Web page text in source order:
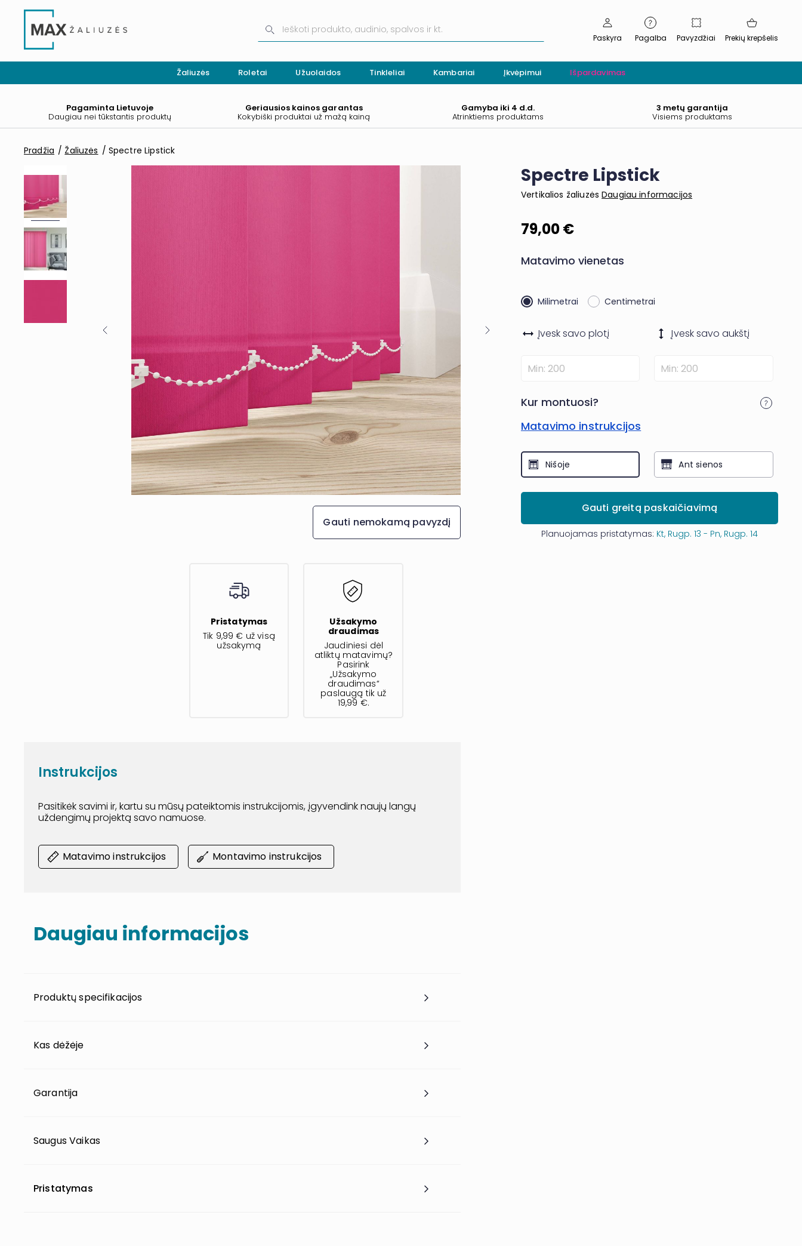
Paskyra Pagalba Pavyzdžiai Prekių krepšelis
Žaliuzės Roletai Užuolaidos Tinkleliai Kambariai Įkvėpimui Išpardavimas
Pagaminta Lietuvoje
Daugiau nei tūkstantis produktų
Geriausios kainos garantas
Kokybiški produktai už mažą kainą
Gamyba iki 4 d.d.
Atrinktiems produktams
3 metų garantija
Visiems produktams
Pradžia Žaliuzės Spectre Lipstick
Gauti nemokamą pavyzdį
Spectre Lipstick
Vertikalios žaliuzėsDaugiau informacijos
79,00 €
Matavimo vienetas
Milimetrai Centimetrai
Įvesk savo plotį Įvesk savo aukštį
Kur montuosi?
Matavimo instrukcijos
Nišoje Ant sienos
Gauti greitą paskaičiavimą
Planuojamas pristatymas: Kt, Rugp. 13 - Pn, Rugp. 14
Pristatymas
Tik 9,99 € už visą
užsakymą
Užsakymo
draudimas
Jaudiniesi dėl
atliktų matavimų?
Pasirink
„Užsakymo
draudimas“
paslaugą tik už
19,99 €.
Instrukcijos
Pasitikėk savimi ir, kartu su mūsų pateiktomis instrukcijomis, įgyvendink naujų langų
uždengimų projektą savo namuose.
Matavimo instrukcijos Montavimo instrukcijos
Daugiau informacijos
Produktų specifikacijos
Kas dėžėje
Garantija
Saugus Vaikas
Pristatymas